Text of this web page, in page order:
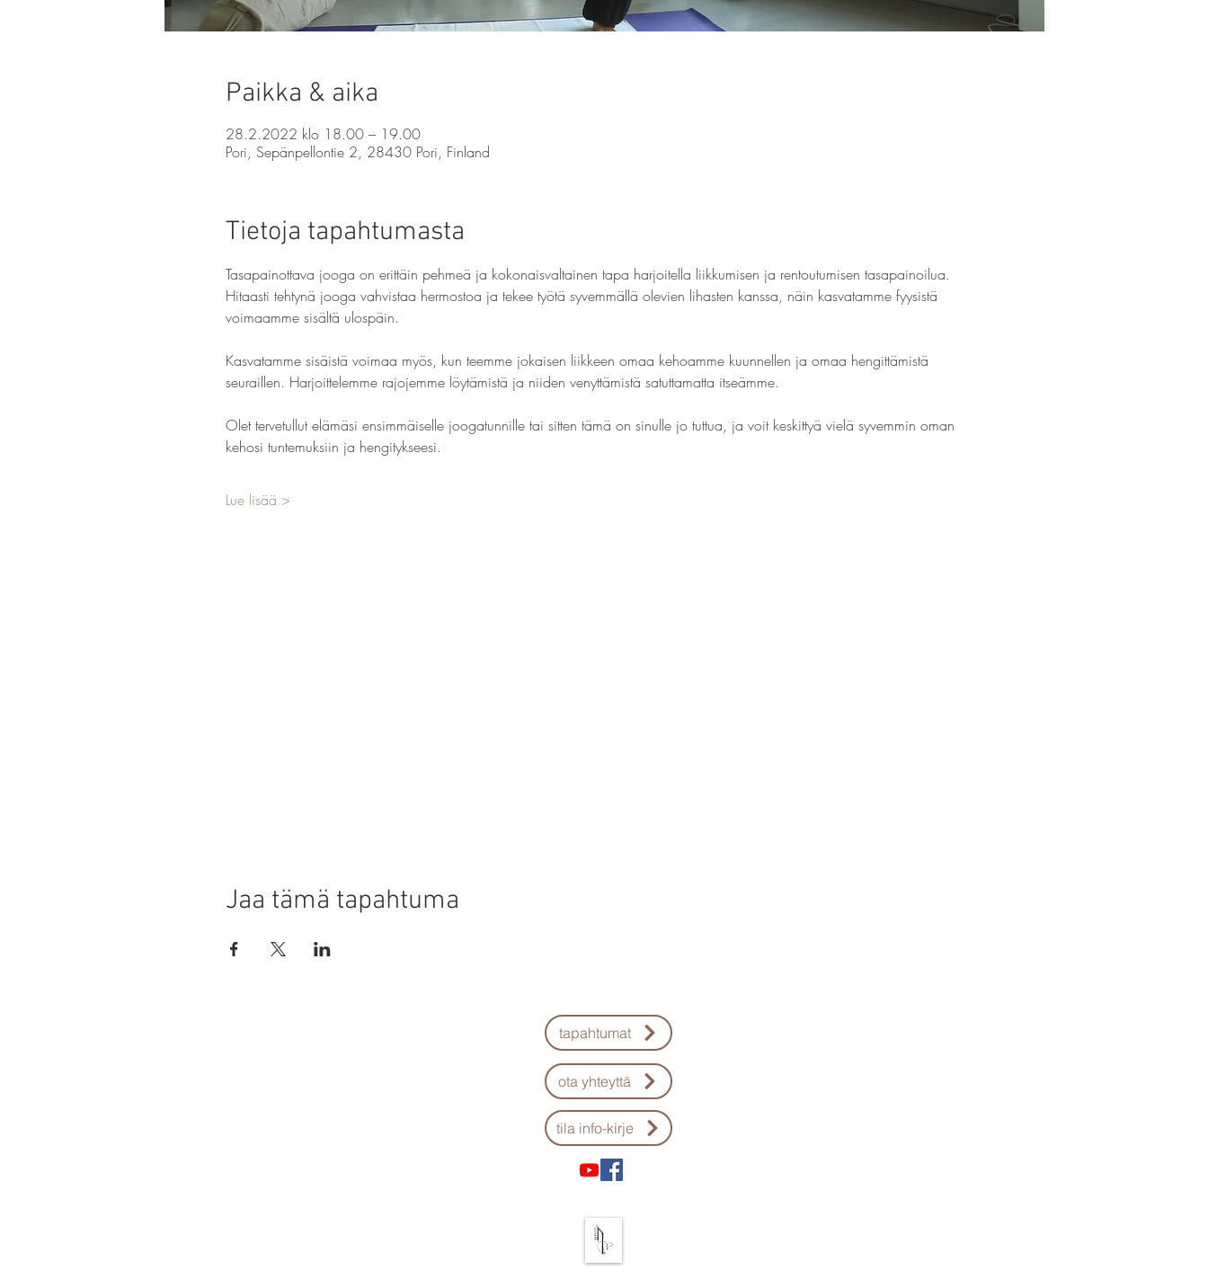
Paikka & aika
28.2.2022 klo 18.00 – 19.00
Pori, Sepänpellontie 2, 28430 Pori, Finland
Tietoja tapahtumasta
Tasapainottava jooga on erittäin pehmeä ja kokonaisvaltainen tapa harjoitella liikkumisen ja rentoutumisen tasapainoilua.
Hitaasti tehtynä jooga vahvistaa hermostoa ja tekee työtä syvemmällä olevien lihasten kanssa, näin kasvatamme fyysistä
voimaamme sisältä ulospäin.
Kasvatamme sisäistä voimaa myös, kun teemme jokaisen liikkeen omaa kehoamme kuunnellen ja omaa hengittämistä
seuraillen. Harjoittelemme rajojemme löytämistä ja niiden venyttämistä satuttamatta itseämme.
Olet tervetullut elämäsi ensimmäiselle joogatunnille tai sitten tämä on sinulle jo tuttua, ja voit keskittyä vielä syvemmin oman
kehosi tuntemuksiin ja hengitykseesi.
Lue lisää >
Jaa tämä tapahtuma
tapahtumat
ota yhteyttä
tila info-kirje